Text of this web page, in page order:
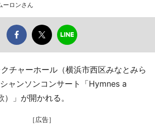
ーロンさん
チャーホール（横浜市西区みなとみら
ャンソンコンサート「Hymnes a
）」が開かれる。
［広告］